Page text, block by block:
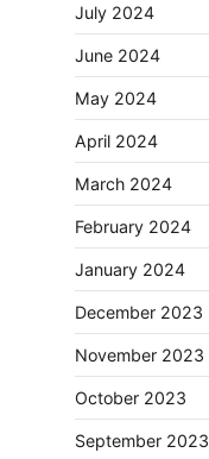
July 2024
June 2024
May 2024
April 2024
March 2024
February 2024
January 2024
December 2023
November 2023
October 2023
September 2023